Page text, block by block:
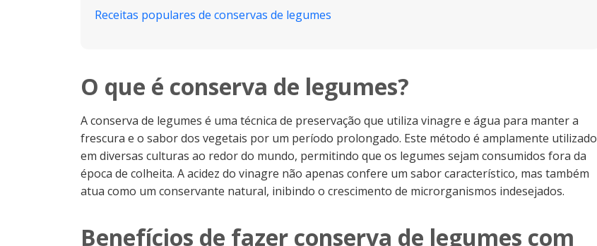
Receitas populares de conservas de legumes
O que é conserva de legumes?
A conserva de legumes é uma técnica de preservação que utiliza vinagre e água para manter a
frescura e o sabor dos vegetais por um período prolongado. Este método é amplamente utilizado
em diversas culturas ao redor do mundo, permitindo que os legumes sejam consumidos fora da
época de colheita. A acidez do vinagre não apenas confere um sabor característico, mas também
atua como um conservante natural, inibindo o crescimento de microrganismos indesejados.
Benefícios de fazer conserva de legumes com